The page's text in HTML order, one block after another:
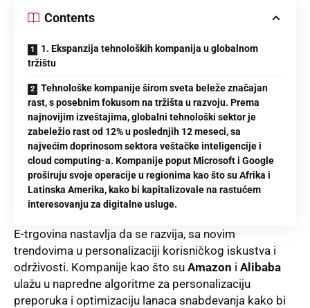
Contents
1. Ekspanzija tehnoloških kompanija u globalnom
tržištu
Tehnološke kompanije širom sveta beleže značajan
rast, s posebnim fokusom na tržišta u razvoju. Prema
najnovijim izveštajima, globalni tehnološki sektor je
zabeležio rast od 12% u poslednjih 12 meseci, sa
najvećim doprinosom sektora veštačke inteligencije i
cloud computing-a. Kompanije poput Microsoft i Google
proširuju svoje operacije u regionima kao što su Afrika i
Latinska Amerika, kako bi kapitalizovale na rastućem
interesovanju za digitalne usluge.
E-trgovina nastavlja da se razvija, sa novim
trendovima u personalizaciji korisničkog iskustva i
održivosti. Kompanije kao što su Amazon i Alibaba
ulažu u napredne algoritme za personalizaciju
preporuka i optimizaciju lanaca snabdevanja kako bi